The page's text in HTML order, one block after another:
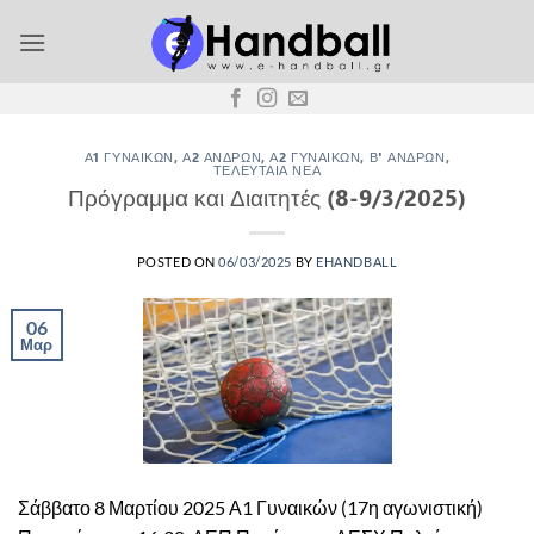
στο
Α1 ΓΥΝΑΙΚΏΝ,Α2 ΑΝΔΡΏΝ,Α2 ΓΥΝΑΙΚΏΝ, Β' ΑΝΔΡΏΝ,
ΤΕΛΕΥΤΑΊΑ ΝΈΑ
Πρόγραμμα και Διαιτητές (8-9/3/2025)
POSTED ON06/03/2025 BY EHANDBALL
06
Μαρ
Σάββατο 8 Μαρτίου 2025 Α1 Γυναικών (17η αγωνιστική)